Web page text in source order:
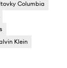
Columbia
Klein